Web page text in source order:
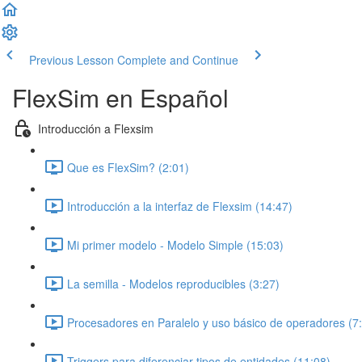
Previous Lesson Complete and Continue
FlexSim en Español
Introducción a Flexsim
Que es FlexSim? (2:01)
Introducción a la interfaz de Flexsim (14:47)
Mi primer modelo - Modelo Simple (15:03)
La semilla - Modelos reproducibles (3:27)
Procesadores en Paralelo y uso básico de operadores